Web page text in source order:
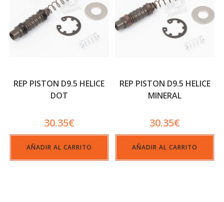
REP PISTON D9.5 HELICE
DOT
30.35€
AÑADIR AL CARRITO
REP PISTON D9.5 HELICE
MINERAL
30.35€
AÑADIR AL CARRITO